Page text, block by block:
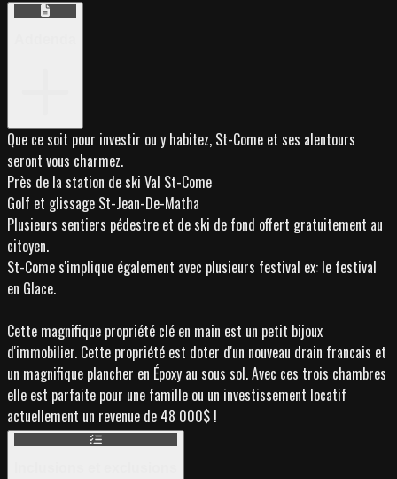
Que ce soit pour investir ou y habitez, St-Come et ses alentours
seront vous charmez.
Près de la station de ski Val St-Come
Golf et glissage St-Jean-De-Matha
Plusieurs sentiers pédestre et de ski de fond offert gratuitement au
citoyen.
St-Come s'implique également avec plusieurs festival ex: le festival
en Glace.
Cette magnifique propriété clé en main est un petit bijoux
d'immobilier. Cette propriété est doter d'un nouveau drain francais et
un magnifique plancher en Époxy au sous sol. Avec ces trois chambres
elle est parfaite pour une famille ou un investissement locatif
actuellement un revenue de 48 000$ !